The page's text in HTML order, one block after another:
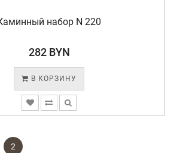
набор N 220
282 BYN
В КОРЗИНУ
2